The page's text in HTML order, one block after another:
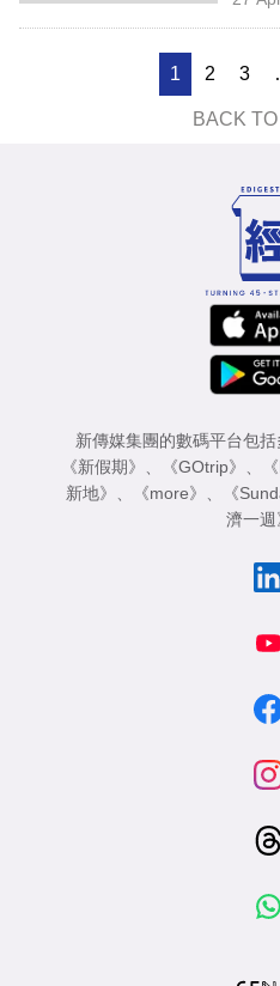
1 2 3
BACK
新傳媒集團的數碼平台包
《新假期》 、 《GOtrip》 、
新地》 、 《more》 、 《
濟一週